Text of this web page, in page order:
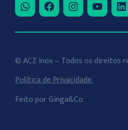
© ACZ Inox – Todos os direitos
Política de Privacidade.
Feito porGinga&Co.